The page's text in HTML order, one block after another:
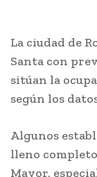
La ciudad de
Santa con
sitúan la
según los
Algunos
lleno
Mayor,